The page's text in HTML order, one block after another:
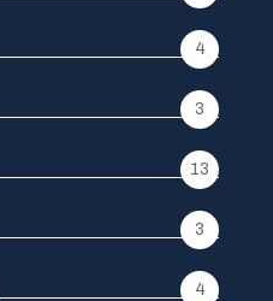
4
3
13
3
4